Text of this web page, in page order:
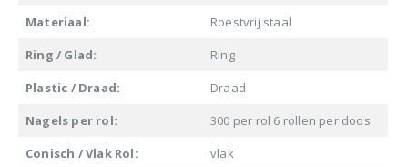
Materiaal:
Roestvrij staal
Ring / Glad:
Ring
Plastic / Draad:
Draad
Nagels per rol:
300 per rol 6 rollen per doos
Conisch / Vlak Rol:
vlak